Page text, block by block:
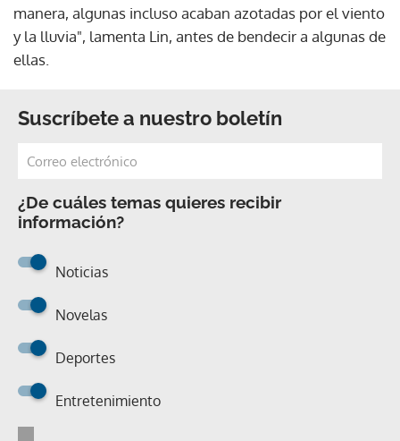
manera, algunas incluso acaban azotadas por el viento
y la lluvia", lamenta Lin, antes de bendecir a algunas de
ellas.
Suscríbete a nuestro boletín
¿De cuáles temas quieres recibir
información?
Noticias
Novelas
Deportes
Entretenimiento